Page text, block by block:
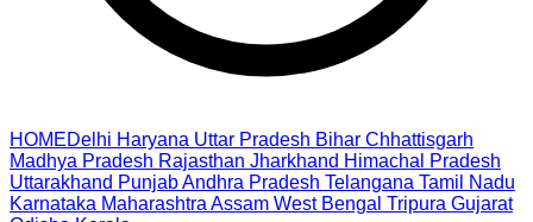
HOMEDelhi Haryana Uttar Pradesh Bihar Chhattisgarh
Madhya Pradesh Rajasthan Jharkhand Himachal Pradesh
Uttarakhand PunjabAndhra Pradesh Telangana Tamil Nadu
Karnataka Maharashtra Assam West Bengal Tripura Gujarat